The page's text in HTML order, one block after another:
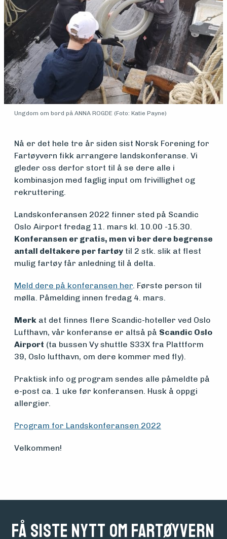
Medlemsfartøy
Søk
om
midler
Vern,
vedlikehold
og drift
Om
foreningen
Ungdom om bord på ANNA ROGDE (Foto: Katie Payne)
Nå er det hele tre år siden sist Norsk Forening for
Fartøyvern fikk arrangere landskonferanse. Vi
gleder oss derfor stort til å se dere alle i
kombinasjon med faglig input om frivillighet og
rekruttering.
Landskonferansen 2022 finner sted på Scandic
Oslo Airport fredag 11. mars kl. 10.00 -15.30.
Konferansen er gratis, men vi ber dere begrense
antall deltakere per fartøy til 2 stk. slik at flest
mulig fartøy får anledning til å delta.
Meld dere på konferansen her. Første person til
mølla. Påmelding innen fredag 4. mars.
Merk at det finnes flere Scandic-hoteller ved Oslo
Lufthavn, vår konferanse er altså på Scandic Oslo
Airport (ta bussen Vy shuttle S33X fra Plattform
39, Oslo lufthavn, om dere kommer med fly).
Praktisk info og program sendes alle påmeldte på
e-post ca. 1 uke før konferansen. Husk å oppgi
allergier.
Program for Landskonferansen 2022
Velkommen!
Få siste nytt om fartøyvern